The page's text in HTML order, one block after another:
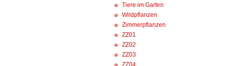
Tiere im Garten
Wildpflanzen
Zimmerpflanzen
ZZ01
ZZ02
ZZ03